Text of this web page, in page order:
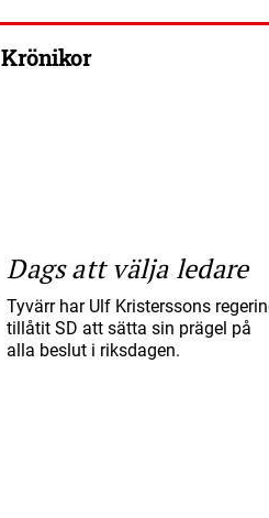
Krönikor
Dags att välja ledare
Tyvärr har Ulf Kristerssons
tillåtit SD att sätta sin prägel på
alla beslut i riksdagen.